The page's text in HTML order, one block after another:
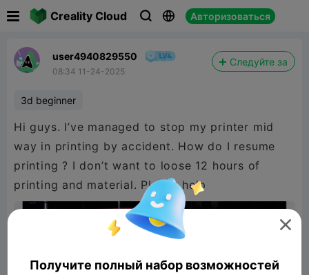
Creality Cloud   Авторизоваться
user4940829550
08:34 11-24-2025
Следуйте за
3d beginner
Hi guys. I’ve managed to stop my printer mid
way in printing by accident. How do I resume
printing ? I don’t want to loose 12 hours of
printing and material. Please help

Получите полный набор возможностей